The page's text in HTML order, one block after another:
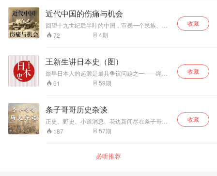
近代中国的伤痛与机会
回望十九世纪后半叶的中国，审视一个民族、一
个时代的伤痛与机会。央视《百家讲坛》著名主
讲人、江宁织造博物馆馆长郦波教授讲述《近代
72 4期
收藏
王新生讲日本史（图）
最早日本人的起源是最具争议问题之一——绳纹
时代，这是日本列岛发展的一个重要时期，相当
于世界史上的中石器时代至新石器时代。
61 59期
收藏
条子哥哥历史杂谈
正史、野史、小道消息、花边新闻尽在条子哥哥
杂谈当中，这里就是一个历史的大杂烩。
187 57期
收藏
必听推荐